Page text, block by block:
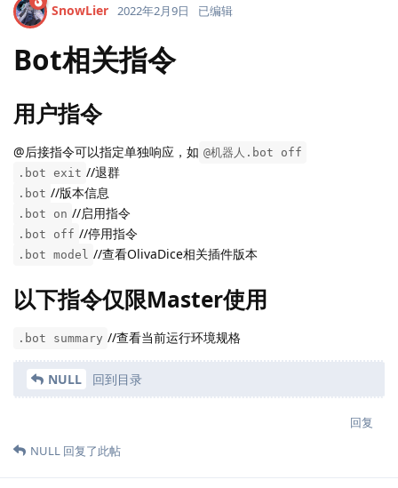
SnowLier 2022年2月9日 已编辑
Bot相关指令
用户指令
@后接指令可以指定单独响应，如 @机器人.bot off
.bot exit //退群
.bot //版本信息
.bot on //启用指令
.bot off //停用指令
.bot model //查看OlivaDice相关插件版本
以下指令仅限Master使用
.bot summary //查看当前运行环境规格
NULL 回到目录
回复
NULL 回复了此帖